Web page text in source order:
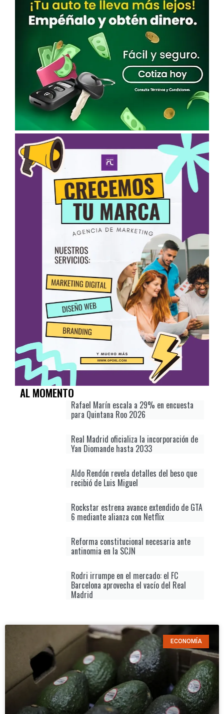
AL MOMENTO
Rafael Marín escala a 29% en encuesta
para Quintana Roo 2026
Real Madrid oficializa la incorporación de
Yan Diomande hasta 2033
Aldo Rendón revela detalles del beso que
recibió de Luis Miguel
Rockstar estrena avance extendido de GTA
6 mediante alianza con Netflix
Reforma constitucional necesaria ante
antinomia en la SCJN
Rodri irrumpe en el mercado: el FC
Barcelona aprovecha el vacío del Real
Madrid
ECONOMÍA